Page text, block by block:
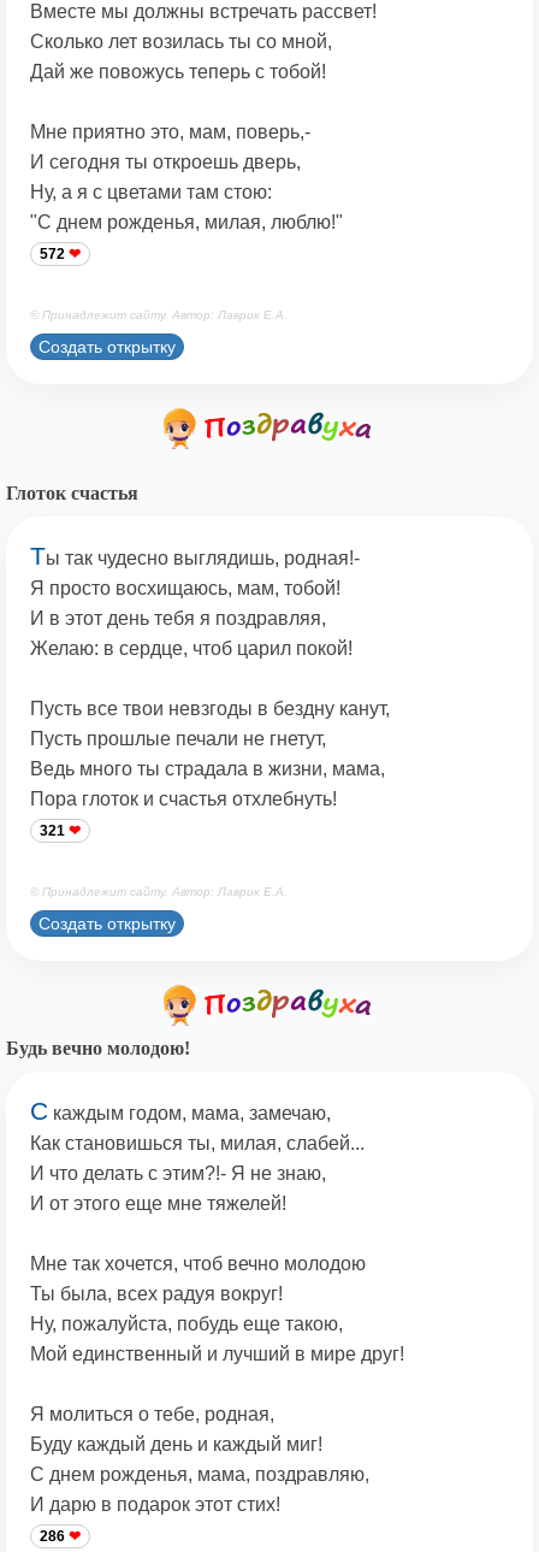
Вместе мы должны встречать рассвет!
Сколько лет возилась ты со мной,
Дай же повожусь теперь с тобой!
Мне приятно это, мам, поверь,-
И сегодня ты откроешь дверь,
Ну, а я с цветами там стою:
"С днем рожденья, милая, люблю!"
572
© Принадлежит сайту. Автор: Лаврик Е.А.
Создать открытку
Глоток счастья
Ты так чудесно выглядишь, родная!-
Я просто восхищаюсь, мам, тобой!
И в этот день тебя я поздравляя,
Желаю: в сердце, чтоб царил покой!
Пусть все твои невзгоды в бездну канут,
Пусть прошлые печали не гнетут,
Ведь много ты страдала в жизни, мама,
Пора глоток и счастья отхлебнуть!
321
© Принадлежит сайту. Автор: Лаврик Е.А.
Создать открытку
Будь вечно молодою!
С каждым годом, мама, замечаю,
Как становишься ты, милая, слабей...
И что делать с этим?!- Я не знаю,
И от этого еще мне тяжелей!
Мне так хочется, чтоб вечно молодою
Ты была, всех радуя вокруг!
Ну, пожалуйста, побудь еще такою,
Мой единственный и лучший в мире друг!
Я молиться о тебе, родная,
Буду каждый день и каждый миг!
С днем рожденья, мама, поздравляю,
И дарю в подарок этот стих!
286